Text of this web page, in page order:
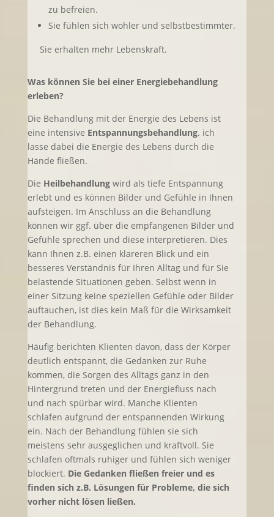
zu befreien.
Sie fühlen sich wohler und selbstbestimmter.
Sie erhalten mehr Lebenskraft.
Was können Sie bei einer Energiebehandlung
erleben?
Die Behandlung mit der Energie des Lebens ist
eine intensive Entspannungsbehandlung. ich
lasse dabei die Energie des Lebens durch die
Hände fließen.
Die Heilbehandlungwird als tiefe Entspannung
erlebt und es können Bilder und Gefühle in Ihnen
aufsteigen. Im Anschluss an die Behandlung
können wir ggf. über die empfangenen Bilder und
Gefühle sprechen und diese interpretieren. Dies
kann Ihnen z.B. einen klareren Blick und ein
besseres Verständnis für Ihren Alltag und für Sie
belastende Situationen geben. Selbst wenn in
einer Sitzung keine speziellen Gefühle oder Bilder
auftauchen, ist dies kein Maß für die Wirksamkeit
der Behandlung.
Häufig berichten Klienten davon, dass der Körper
deutlich entspannt, die Gedanken zur Ruhe
kommen, die Sorgen des Alltags ganz in den
Hintergrund treten und der Energiefluss nach
und nach spürbar wird. Manche Klienten
schlafen aufgrund der entspannenden Wirkung
ein. Nach der Behandlung fühlen sie sich
meistens sehr ausgeglichen und kraftvoll. Sie
schlafen oftmals ruhiger und fühlen sich weniger
blockiert. Die Gedanken fließen freier und es
finden sich z.B. Lösungen für Probleme, die sich
vorher nicht lösen ließen.